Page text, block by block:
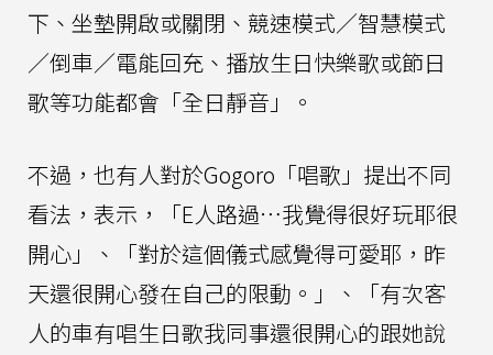
下、坐墊開啟或關閉、競速模式／智慧模式
／倒車／電能回充、播放生日快樂歌或節日
歌等功能都會「全日靜音」。
不過，也有人對於Gogoro「唱歌」提出不同
看法，表示，「E人路過⋯我覺得很好玩耶很
開心」、「對於這個儀式感覺得可愛耶，昨
天還很開心發在自己的限動。」、「有次客
人的車有唱生日歌我同事還很開心的跟她說